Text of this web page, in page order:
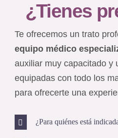
¿Tienes
Te ofrecemos un trato
equipo médico
auxiliar muy capacitado y
equipadas con todo los
para ofrecerte una
¿Para quiénes está